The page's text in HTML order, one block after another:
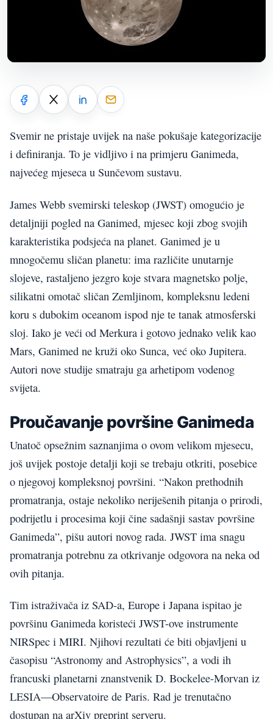
Svemir ne pristaje uvijek na naše pokušaje kategorizacije
i definiranja. To je vidljivo i na primjeru Ganimeda,
najvećeg mjeseca u Sunčevom sustavu.
James Webb svemirski teleskop (JWST) omogućio je
detaljniji pogled na Ganimed, mjesec koji zbog svojih
karakteristika podsjeća na planet. Ganimed je u
mnogočemu sličan planetu: ima različite unutarnje
slojeve, rastaljeno jezgro koje stvara magnetsko polje,
silikatni omotač sličan Zemljinom, kompleksnu ledeni
koru s dubokim oceanom ispod nje te tanak atmosferski
sloj. Iako je veći od Merkura i gotovo jednako velik kao
Mars, Ganimed ne kruži oko Sunca, već oko Jupitera.
Autori nove studije smatraju ga arhetipom vodenog
svijeta.
Proučavanje površine Ganimeda
Unatoč opsežnim saznanjima o ovom velikom mjesecu,
još uvijek postoje detalji koji se trebaju otkriti, posebice
o njegovoj kompleksnoj površini. “Nakon prethodnih
promatranja, ostaje nekoliko neriješenih pitanja o prirodi,
podrijetlu i procesima koji čine sadašnji sastav površine
Ganimeda”, pišu autori novog rada. JWST ima snagu
promatranja potrebnu za otkrivanje odgovora na neka od
ovih pitanja.
Tim istraživača iz SAD-a, Europe i Japana ispitao je
površinu Ganimeda koristeći JWST-ove instrumente
NIRSpec i MIRI. Njihovi rezultati će biti objavljeni u
časopisu “Astronomy and Astrophysics”, a vodi ih
francuski planetarni znanstvenik D. Bockelee-Morvan iz
LESIA—Observatoire de Paris. Rad je trenutačno
dostupan na arXiv preprint serveru.